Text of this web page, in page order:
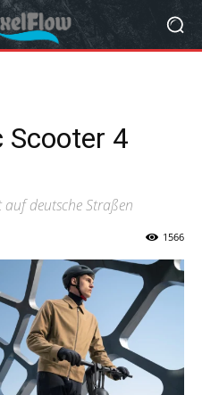
Scooter 4
deutsche Straßen
1566